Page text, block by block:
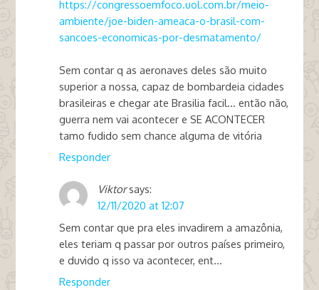
https://congressoemfoco.uol.com.br/meio-
ambiente/joe-biden-ameaca-o-brasil-com-
sancoes-economicas-por-desmatamento/
Sem contar q as aeronaves deles são muito
superior a nossa, capaz de bombardeia cidades
brasileiras e chegar ate Brasilia facil… então não,
guerra nem vai acontecer e SE ACONTECER
tamo fudido sem chance alguma de vitória
Responder
Viktor says:
12/11/2020 at 12:07
Sem contar que pra eles invadirem a amazônia,
eles teriam q passar por outros países primeiro,
e duvido q isso va acontecer, ent…
Responder